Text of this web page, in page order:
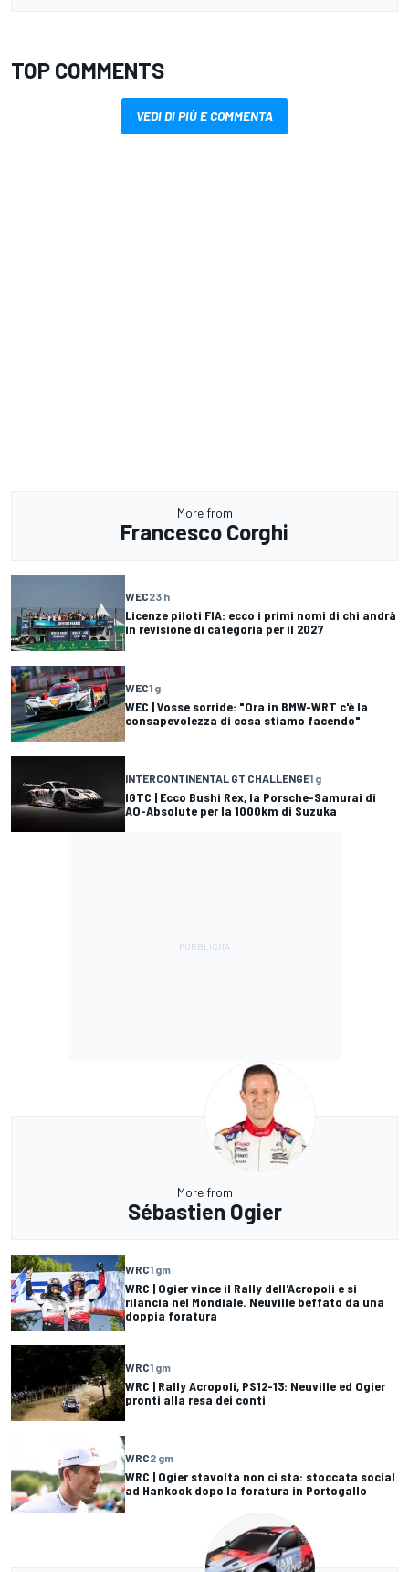
TOP COMMENTS
VEDI DI PIÙ E COMMENTA
More from
Francesco Corghi
WEC23 h
Licenze piloti FIA: ecco i primi nomi di chi andrà
in revisione di categoria per il 2027
WEC1 g
WEC | Vosse sorride: "Ora in BMW-WRT c'è la
consapevolezza di cosa stiamo facendo"
INTERCONTINENTAL GT CHALLENGE1 g
IGTC | Ecco Bushi Rex, la Porsche-Samurai di
AO-Absolute per la 1000km di Suzuka
More from
Sébastien Ogier
WRC1 gm
WRC | Ogier vince il Rally dell'Acropoli e si
rilancia nel Mondiale. Neuville beffato da una
doppia foratura
WRC1 gm
WRC | Rally Acropoli, PS12-13: Neuville ed Ogier
pronti alla resa dei conti
WRC2 gm
WRC | Ogier stavolta non ci sta: stoccata social
ad Hankook dopo la foratura in Portogallo